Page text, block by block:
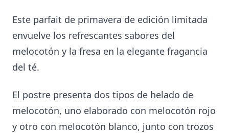
Este parfait de primavera de edición limitada
envuelve los refrescantes sabores del
melocotón y la fresa en la elegante fragancia
del té.
El postre presenta dos tipos de helado de
melocotón, uno elaborado con melocotón rojo
y otro con melocotón blanco, junto con trozos